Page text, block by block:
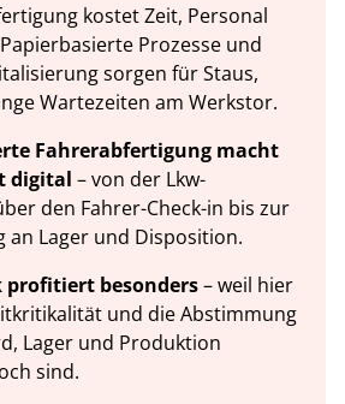
kostet Zeit, Personal
Prozesse und
sorgen für Staus,
Wartezeiten am Werkstor.
Fahrerabfertigung macht
digital – von der Lkw-
den Fahrer-Check-in bis zur
an Lager und Disposition.
besonders– weil hier
und die Abstimmung
Lager und Produktion
sind.